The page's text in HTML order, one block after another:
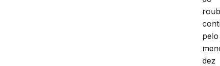
pelo
dez